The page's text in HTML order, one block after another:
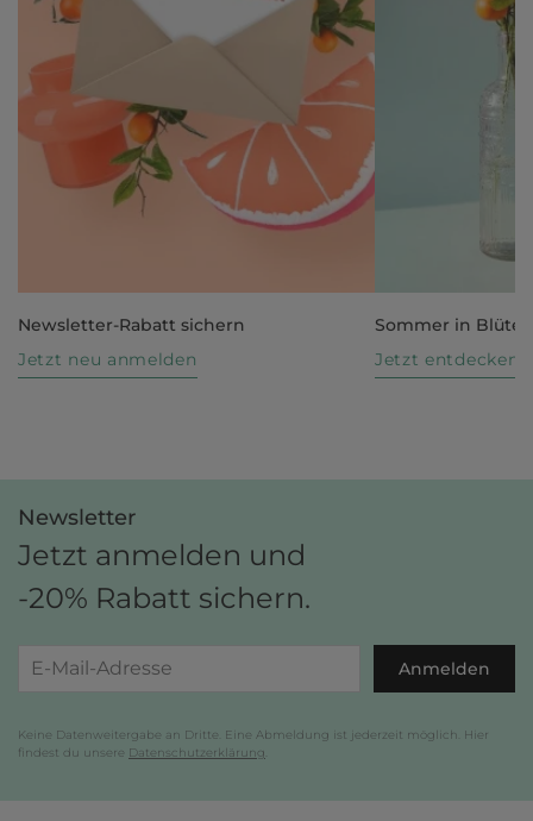
Newsletter-Rabatt sichern
Jetzt neu anmelden
Sommer in Blüte
Jetzt entdecken
Newsletter
Jetzt anmelden und
-20% Rabatt sichern.
Anmelden
Keine Datenweitergabe an Dritte. Eine Abmeldung ist jederzeit möglich. Hier
findest du unsere Datenschutzerklärung